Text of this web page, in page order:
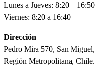
Lunes a Jueves: 8:20 – 16:50
Viernes: 8:20 a 16:40
Dirección
Pedro Mira 570, San Miguel,
Región Metropolitana, Chile.